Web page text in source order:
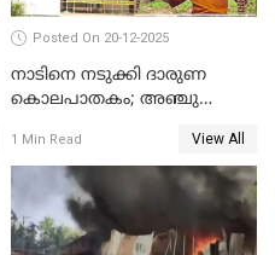
Posted On 20-12-2025
നാടിനെ നടുക്കി ദാരുണ
കൊലപാതകം; അഞ്ചു
കഴുത്തുഞെരിച്ച് കൊന്നു
1 Min Read View All